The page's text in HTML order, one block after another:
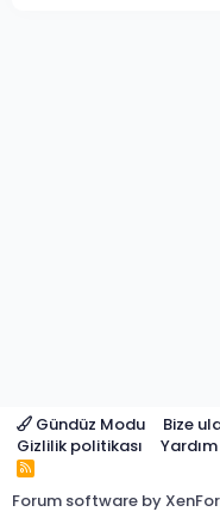
Gündüz Modu Bize
Gizlilik politikası
Yardım
R
S
S
Forum software by